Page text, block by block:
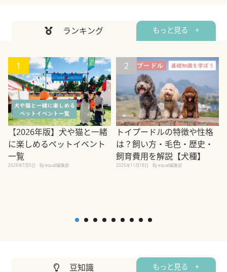
ランキング もっと見る +
1
【2026年版】犬や猫と一緒
に楽しめるペットイベント
一覧
2026年7月5日 By equall編集部
2
トイプードルの特徴や性格
は？飼い方・毛色・歴史・
飼育費用を解説【犬種】
2025年11月18日 By equall編集部
豆知識 もっと見る +